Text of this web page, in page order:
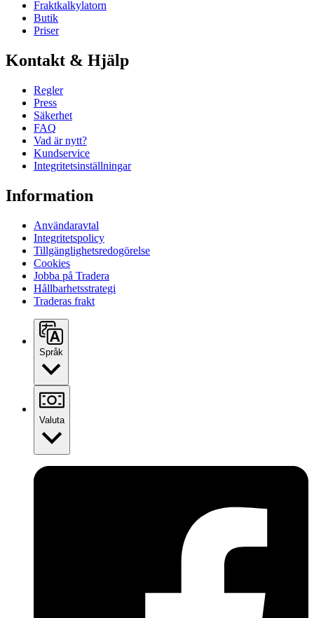
Fraktkalkylatorn
Butik
Priser
Kontakt & Hjälp
Regler
Press
Säkerhet
FAQ
Vad är nytt?
Kundservice
Integritetsinställningar
Information
Användaravtal
Integritetspolicy
Tillgänglighetsredogörelse
Cookies
Jobba på Tradera
Hållbarhetsstrategi
Traderas frakt
Språk
Valuta